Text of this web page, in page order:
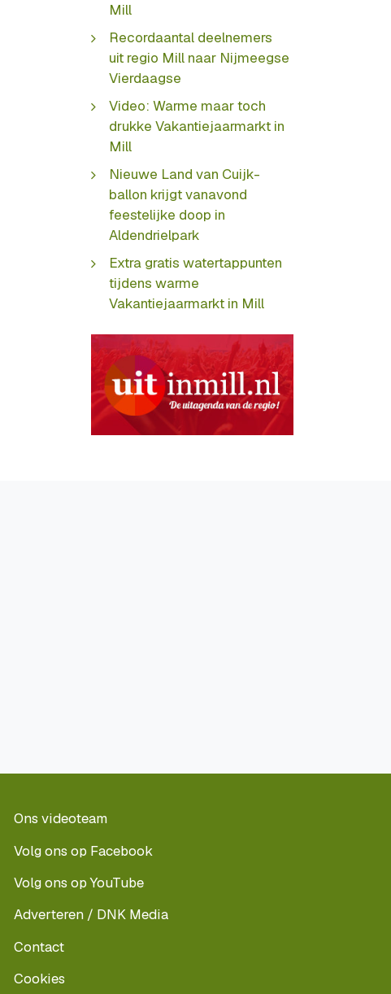
Mill
Recordaantal deelnemers
uit regio Mill naar Nijmeegse
Vierdaagse
Video: Warme maar toch
drukke Vakantiejaarmarkt in
Mill
Nieuwe Land van Cuijk-
ballon krijgt vanavond
feestelijke doop in
Aldendrielpark
Extra gratis watertappunten
tijdens warme
Vakantiejaarmarkt in Mill
Ons videoteam
Volg ons op Facebook
Volg ons op YouTube
Adverteren / DNK Media
Contact
Cookies